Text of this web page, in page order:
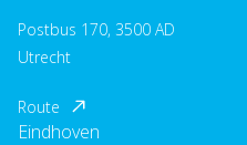
Postbus 170, 3500 AD
Utrecht
Route
Eindhoven